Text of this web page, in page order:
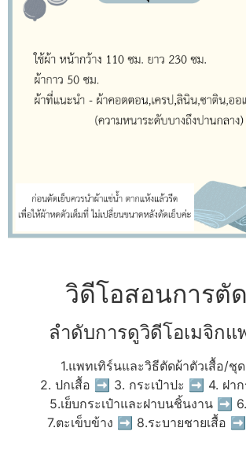
วิดีโอสอนการตั
ลำดับการดูวิดีโอเมจิกแ
1.แพทเทิร์นและวิธีตัดผ้าตัวเสื้อ/ชุ
2. ปกเสื้อ ➡ 3. กระเป๋าปะ ➡ 4. ฝา
5.เย็บกระเป๋าและฝาบนชิ้นงาน ➡
7.ตะเข็บข้าง ➡ 8.ระบายชายเสื้อ